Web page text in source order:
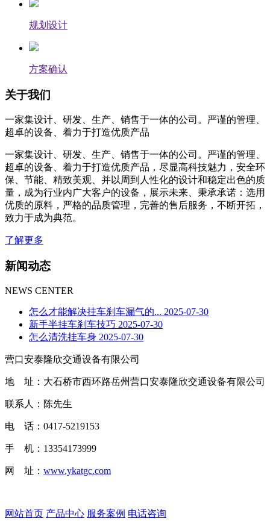
规划设计
方案确认
关于我们
一家集设计、研发、生产、销售于一体的公司。严谨的管理、
超卓的设备、着力于打造优质产品
一家集设计、研发、生产、销售于一体的公司。严谨的管理、
超卓的设备、着力于打造优质产品，尽显高科技魅力，安全环
保、节能、精致美观、并以周到人性化的设计和稳定出色的质
量，成为行业内广大客户的设备，展示未来、秉承承诺：选用
优质的原料，严格的品质管理，完善的售后服务，不断开拓，
致力于成为典范。
了解更多
新闻动态
NEWS CENTER
怎么才能解决挂车刹车漏气的... 2025-07-30
新手半挂车刹车技巧 2025-07-30
怎么清洗挂车身 2025-07-30
营口安泰隆欣交通设备有限公司
地 址：大石桥市西环路岳州营口安泰隆欣交通设备有限公司
联系人：陈先生
电 话：0417-5219153
手 机：13354173999
网 址： www.ykatgc.com
网站首页 产品中心 服务案例 电话咨询